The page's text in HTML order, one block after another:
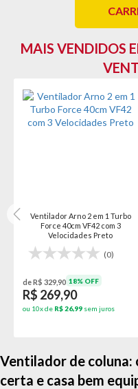
MAIS VENDIDOS
Ventilador Arno 2 em 1 Turbo
Force 40cm VF42 com 3
Velocidades Preto
(0)
de R$ 329,90 18% OFF
R$ 269,90
ou 10x de R$ 26,99 sem juros
Ventilador de
certa e casa bem